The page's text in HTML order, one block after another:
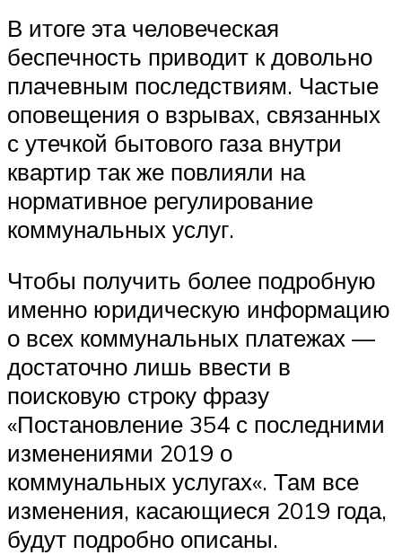
В итоге эта человеческая
беспечность приводит к довольно
плачевным последствиям. Частые
оповещения о взрывах, связанных
с утечкой бытового газа внутри
квартир так же повлияли на
нормативное регулирование
коммунальных услуг.
Чтобы получить более подробную
именно юридическую информацию
о всех коммунальных платежах —
достаточно лишь ввести в
поисковую строку фразу
«Постановление 354 с последними
изменениями 2019 о
коммунальных услугах«. Там все
изменения, касающиеся 2019 года,
будут подробно описаны.